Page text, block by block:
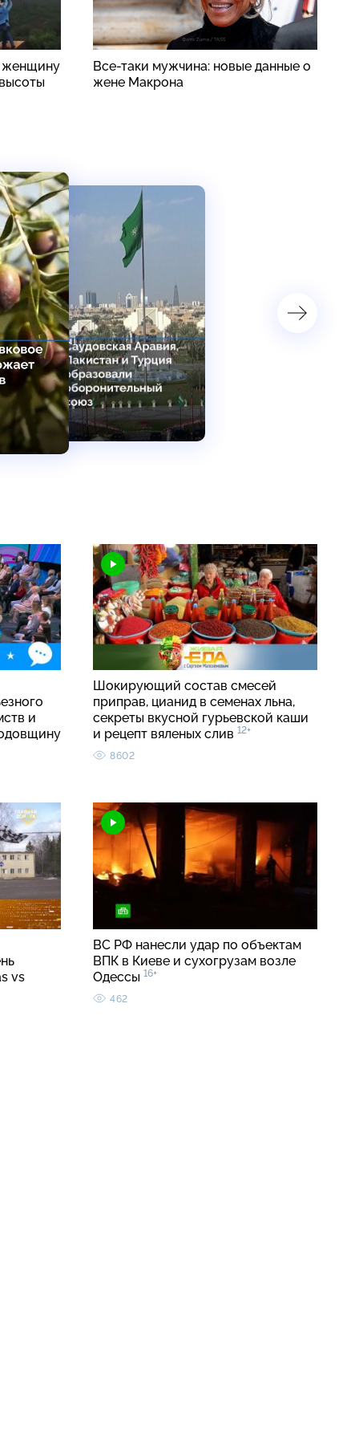
женщину
Все-таки мужчина: новые данные о
жене Макрона
и
Шокирующий состав смесей
приправ, цианид в семенах льна,
секреты вкусной гурьевской каши
и рецепт вяленых слив 12+
8602
vs
ВС РФ нанесли удар по объектам
ВПК в Киеве и сухогрузам возле
Одессы 16+
462